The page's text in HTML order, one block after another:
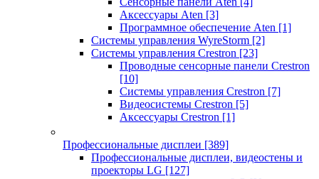
Аксессуары Aten [3]
Программное обеспечение Aten [1]
Системы управления WyreStorm [2]
Системы управления Crestron [23]
Проводные сенсорные панели Crestron
[10]
Системы управления Crestron [7]
Видеосистемы Crestron [5]
Аксессуары Crestron [1]
Профессиональные дисплеи [389]
Профессиональные дисплеи, видеостены и
проекторы LG [127]